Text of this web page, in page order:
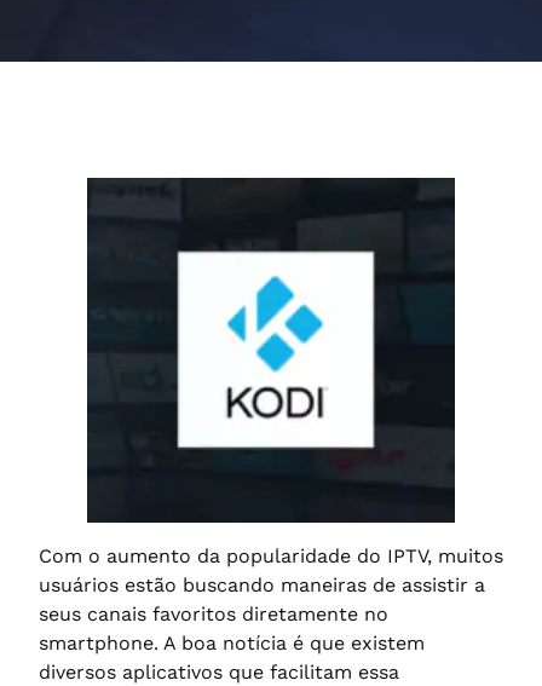
Com o aumento da popularidade do IPTV, muitos
usuários estão buscando maneiras de assistir a
seus canais favoritos diretamente no
smartphone. A boa notícia é que existem
diversos aplicativos que facilitam essa